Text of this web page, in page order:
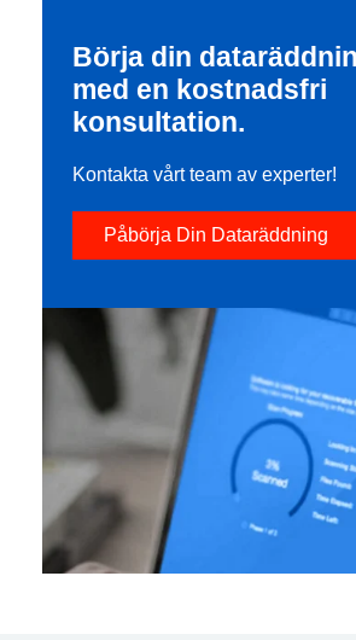
Börja din
med en kostnadsfri
konsultation.
Kontakta vårt team av experter!
Påbörja Din Dataräddning